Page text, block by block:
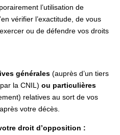
l’utilisation de
vérifier l’exactitude, de vous
ou de défendre vos droits
générales (auprès d’un tiers
la CNIL) ou particulières
relatives au sort de vos
votre décès.
droit d’opposition :